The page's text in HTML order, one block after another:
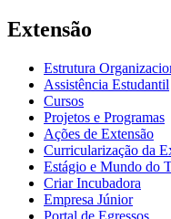
Extensão
Estrutura
Assistência Estudantil
Cursos
Projetos e Programas
Ações de Extensão
Curricularização da
Estágio e Mundo do
Criar Incubadora
Empresa Júnior